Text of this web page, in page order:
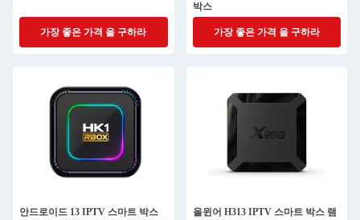
가장 좋은 가격 을 구하라
박스
가장 좋은 가격 을 구하라
안드로이드 13 IPTV 스마트 박스
올윈어 H313 IPTV 스마트 박스 램